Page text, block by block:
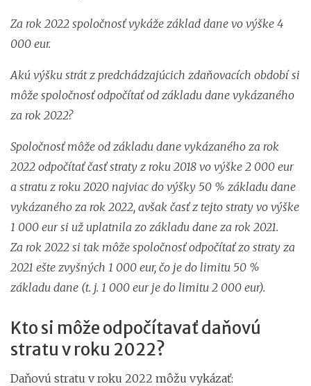
Za rok 2022 spoločnosť vykáže základ dane vo výške 4
000 eur.
Akú výšku strát z predchádzajúcich zdaňovacích období si
môže spoločnosť odpočítať od základu dane vykázaného
za rok 2022?
Spoločnosť môže od základu dane vykázaného za rok
2022 odpočítať časť straty z roku 2018 vo výške 2 000 eur
a stratu z roku 2020 najviac do výšky 50 % základu dane
vykázaného za rok 2022, avšak časť z tejto straty vo výške
1 000 eur si už uplatnila zo základu dane za rok 2021.
Za rok 2022 si tak môže spoločnosť odpočítať zo straty za
2021 ešte zvyšných 1 000 eur, čo je do limitu 50 %
základu dane (t. j. 1 000 eur je do limitu 2 000 eur).
Kto si môže odpočítavať daňovú
stratu v roku 2022?
Daňovú stratu v roku 2022 môžu vykázať: